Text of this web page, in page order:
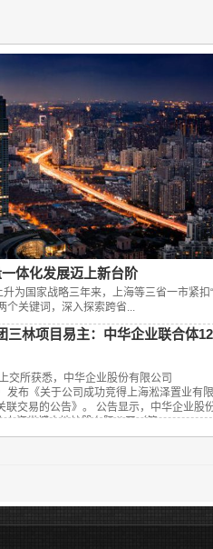
体化发展迈上新台阶
升为国家战略三年来，上海等三省一市紧扣
个关键词，深入探索跨省...
三林项目易主：中华企业联合体
交所获悉，中华企业股份有限公司
发布《关于公司成功竞得上海淞泽置业有
联交易的公告》。 公告显示，中华企业股
上海世博土地控股有限公司（简...